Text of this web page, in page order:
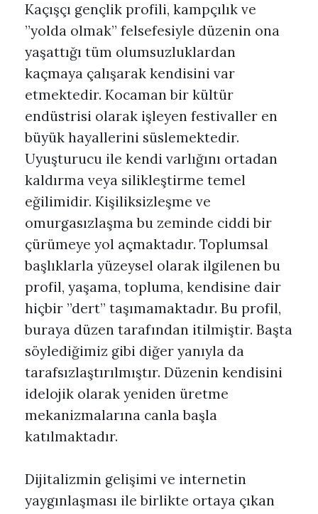
Kaçışçı gençlik profili, kampçılık ve
”yolda olmak” felsefesiyle düzenin ona
yaşattığı tüm olumsuzluklardan
kaçmaya çalışarak kendisini var
etmektedir. Kocaman bir kültür
endüstrisi olarak işleyen festivaller en
büyük hayallerini süslemektedir.
Uyuşturucu ile kendi varlığını ortadan
kaldırma veya silikleştirme temel
eğilimidir. Kişiliksizleşme ve
omurgasızlaşma bu zeminde ciddi bir
çürümeye yol açmaktadır. Toplumsal
başlıklarla yüzeysel olarak ilgilenen bu
profil, yaşama, topluma, kendisine dair
hiçbir ”dert” taşımamaktadır. Bu profil,
buraya düzen tarafından itilmiştir. Başta
söylediğimiz gibi diğer yanıyla da
tarafsızlaştırılmıştır. Düzenin kendisini
idelojik olarak yeniden üretme
mekanizmalarına canla başla
katılmaktadır.
Dijitalizmin gelişimi ve internetin
yaygınlaşması ile birlikte ortaya çıkan